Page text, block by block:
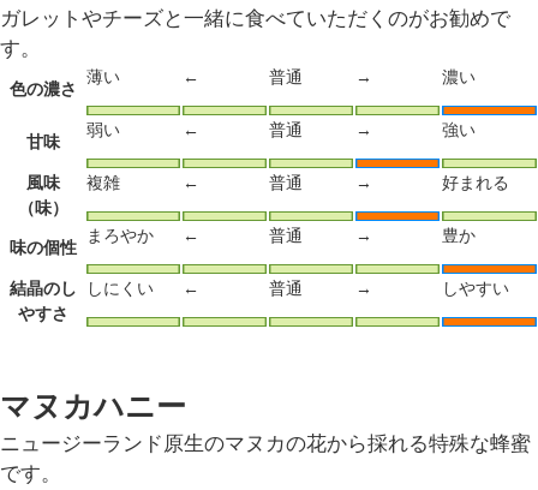
ガレットやチーズと一緒に食べていただくのがお勧めで
す。
色の濃さ
薄い ← 普通 → 濃い
甘味
弱い ← 普通 → 強い
風味
（味）
複雑 ← 普通 → 好まれる
味の個性
まろやか ← 普通 → 豊か
結晶のし
やすさ
しにくい ← 普通 → しやすい
マヌカハニー
ニュージーランド原生のマヌカの花から採れる特殊な蜂蜜
です。